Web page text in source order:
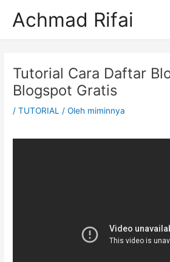
Achmad Rifai
Tutorial Cara Daftar
Blogspot Gratis
/TUTORIAL / Oleh miminnya